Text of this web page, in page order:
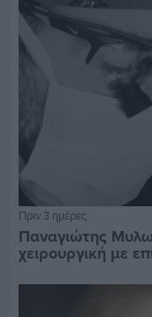
Πριν 3 ημέρες
Παναγιώτης
χειρουργική με